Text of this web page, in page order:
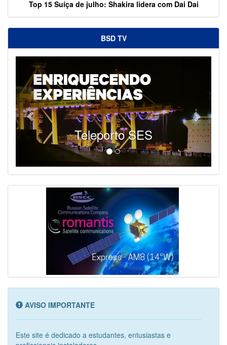
Top 15 Suíça de julho: Shakira lidera com Dai Dai
BSD TV
Teleporto SES
AVISO IMPORTANTE
Este site é dedicado a estudantes, entusiastas e